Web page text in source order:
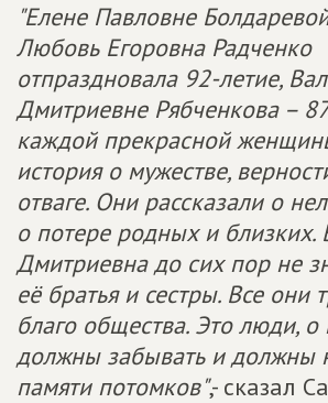
"Елене Павловне
Любовь Егоровна Радченко
отпраздновала 92-летие,
Дмитриевне Рябченкова –
каждой прекрасной
история о мужестве,
отваге. Они рассказали о
о потере родных и близких.
Дмитриевна до сих пор не
её братья и сестры. Все они
благо общества. Это люди,
должны забывать и должны
памяти потомков",- сказал